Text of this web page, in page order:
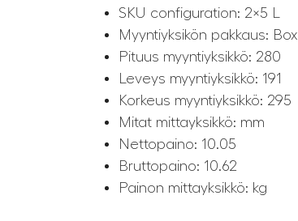
SKU configuration: 2×5 L
Myyntiyksikön pakkaus: Box
Pituus myyntiyksikkö: 280
Leveys myyntiyksikkö: 191
Korkeus myyntiyksikkö: 295
Mitat mittayksikkö: mm
Nettopaino: 10.05
Bruttopaino: 10.62
Painon mittayksikkö: kg